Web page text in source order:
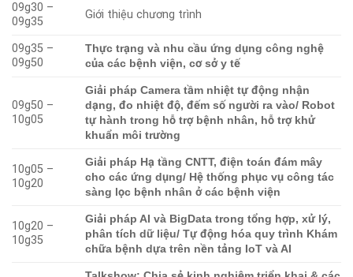
09g30 –
09g35
Giới thiệu chương trình
09g35 –
09g50
Thực trạng và nhu cầu ứng dụng công nghệ
của các bệnh viện, cơ sở y tế
09g50 –
10g05
Giải pháp Camera tầm nhiệt tự động nhận
dạng, đo nhiệt độ, đếm số người ra vào/ Robot
tự hành trong hỗ trợ bệnh nhân, hỗ trợ khử
khuẩn môi trường
10g05 –
10g20
Giải pháp Hạ tầng CNTT, điện toán đám mây
cho các ứng dụng/ Hệ thống phục vụ công tác
sàng lọc bệnh nhân ở các bệnh viện
10g20 –
10g35
Giải pháp AI và BigData trong tổng hợp, xử lý,
phân tích dữ liệu/ Tự động hóa quy trình Khám
chữa bệnh dựa trên nền tảng IoT và AI